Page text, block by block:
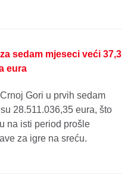
sedam mjeseci veći 37,3
eura
Gori u prvih sedam
28.511.036,35 eura, što
na isti period prošle
za igre na sreću.